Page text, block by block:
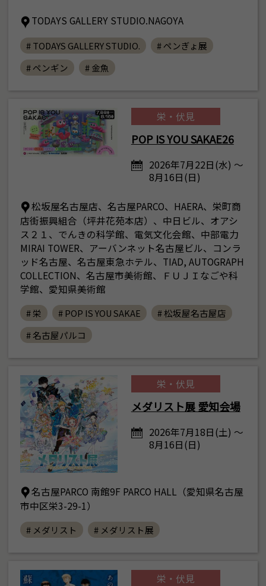
TODAYS GALLERY STUDIO.NAGOYA
# TODAYS GALLERY STUDIO.
# ペンぎょ展
# ペンギン
# 金魚
栄・伏見
POP IS YOU SAKAE26
2026年7月22日(水) ～
8月16日(日)
松坂屋名古屋店、名古屋PARCO、HAERA、栄町商
店街振興組合（坪井花苑本店）、中日ビル、オアシ
ス２１、でんきの科学館、電気文化会館、中部電力
MIRAI TOWER、アーバンネット名古屋ビル、コンラ
ッド名古屋、名古屋東急ホテル、TIAD, AUTOGRAPH
COLLECTION、名古屋市美術館、ＦＵＪＩなごや科
学館、愛知県美術館
# 栄 # POP IS YOU SAKAE
# 松坂屋名古屋店
# 名古屋パルコ
栄・伏見
メダリスト展 愛知会場
2026年7月18日(土) ～
8月16日(日)
名古屋PARCO 南館9F PARCO HALL（愛知県名古屋
市中区栄3-29-1）
# メダリスト # メダリスト展
栄・伏見